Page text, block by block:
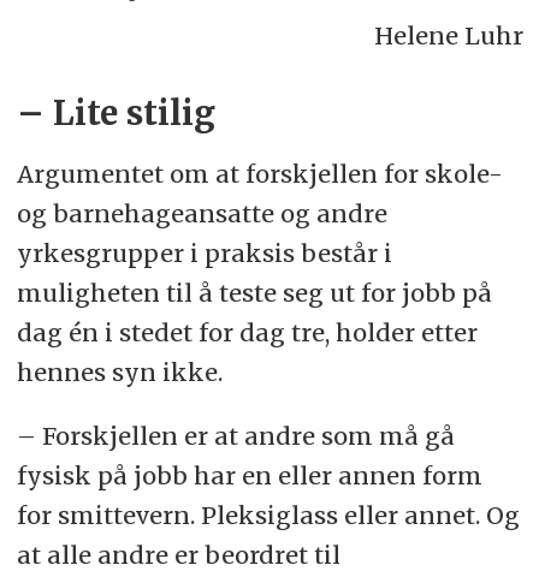
Helene Luhr
– Lite stilig
Argumentet om at forskjellen for skole-
og barnehageansatte og andre
yrkesgrupper i praksis består i
muligheten til å teste seg ut for jobb på
dag én i stedet for dag tre, holder etter
hennes syn ikke.
– Forskjellen er at andre som må gå
fysisk på jobb har en eller annen form
for smittevern. Pleksiglass eller annet. Og
at alle andre er beordret til